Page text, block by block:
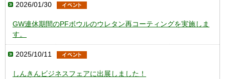
2026/01/30
GW連休期間のPFボウルのウレタン再コーティングを実施しま
す。
2025/10/11
しんきんビジネスフェアに出展しました！